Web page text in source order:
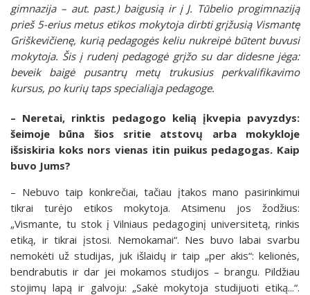
gimnazija – aut. past.) baigusią ir į J. Tūbelio progimnaziją
prieš 5-erius metus etikos mokytoja dirbti grįžusią Vismantę
Griškevičienę, kurią pedagogės keliu nukreipė būtent buvusi
mokytoja. Šis į rudenį pedagogė grįžo su dar didesne jėga:
beveik baigė pusantrų metų trukusius perkvalifikavimo
kursus, po kurių taps specialiąja pedagoge.
– Neretai, rinktis pedagogo kelią įkvepia pavyzdys:
šeimoje būna šios sritie atstovų arba mokykloje
išsiskiria koks nors vienas itin puikus pedagogas. Kaip
buvo Jums?
– Nebuvo taip konkrečiai, tačiau įtakos mano pasirinkimui
tikrai turėjo etikos mokytoja. Atsimenu jos žodžius:
„Vismante, tu stok į Vilniaus pedagoginį universitetą, rinkis
etiką, ir tikrai įstosi. Nemokamai“. Nes buvo labai svarbu
nemokėti už studijas, juk išlaidų ir taip „per akis“: kelionės,
bendrabutis ir dar jei mokamos studijos – brangu. Pildžiau
stojimų lapą ir galvoju: „Sakė mokytoja studijuoti etiką...“.